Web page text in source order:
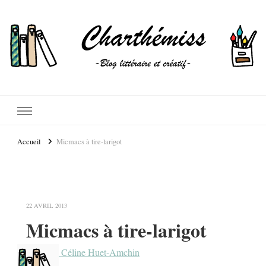
Accueil Micmacs à tire-larigot
22 AVRIL 2013
Micmacs à tire-larigot
Céline Huet-Amchin